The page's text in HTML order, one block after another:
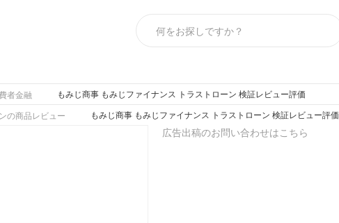
者金融 もみじ商事 もみじファイナンス トラストローン 検証レビュー評価
の商品レビュー もみじ商事 もみじファイナンス トラストローン 検証レビュー評価
広告出稿のお問い合わせはこちら